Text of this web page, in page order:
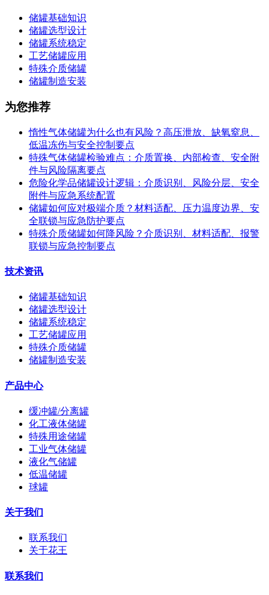
储罐基础知识
储罐选型设计
储罐系统稳定
工艺储罐应用
特殊介质储罐
储罐制造安装
为您推荐
惰性气体储罐为什么也有风险？高压泄放、缺氧窒息、
低温冻伤与安全控制要点
特殊气体储罐检验难点：介质置换、内部检查、安全附
件与风险隔离要点
危险化学品储罐设计逻辑：介质识别、风险分层、安全
附件与应急系统配置
储罐如何应对极端介质？材料适配、压力温度边界、安
全联锁与应急防护要点
特殊介质储罐如何降风险？介质识别、材料适配、报警
联锁与应急控制要点
技术资讯
储罐基础知识
储罐选型设计
储罐系统稳定
工艺储罐应用
特殊介质储罐
储罐制造安装
产品中心
缓冲罐/分离罐
化工液体储罐
特殊用途储罐
工业气体储罐
液化气储罐
低温储罐
球罐
关于我们
联系我们
关于花王
联系我们